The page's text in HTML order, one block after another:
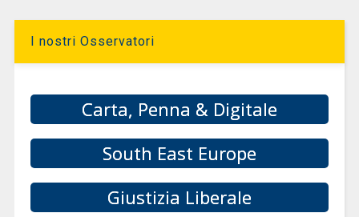
I nostri Osservatori
Carta, Penna & Digitale
South East Europe
Giustizia Liberale